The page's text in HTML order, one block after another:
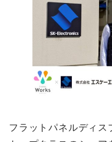
フラットパネルディス